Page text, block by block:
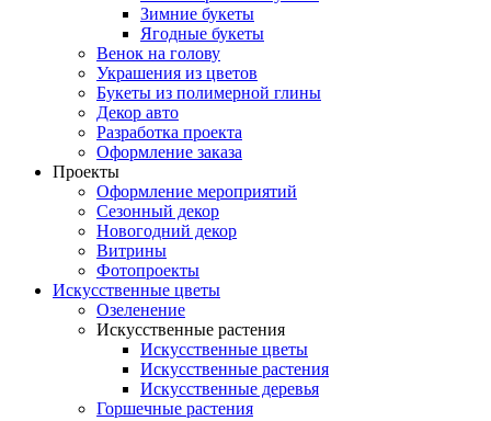
Зимние букеты
Ягодные букеты
Венок на голову
Украшения из цветов
Букеты из полимерной глины
Декор авто
Разработка проекта
Оформление заказа
Проекты
Оформление мероприятий
Сезонный декор
Новогодний декор
Витрины
Фотопроекты
Искусственные цветы
Озеленение
Искусственные растения
Искусственные цветы
Искусственные растения
Искусственные деревья
Горшечные растения